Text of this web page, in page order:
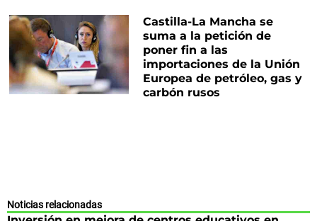
Castilla-La Mancha se
suma a la petición de
poner fin a las
importaciones de la Unión
Europea de petróleo, gas y
carbón rusos
Noticias relacionadas